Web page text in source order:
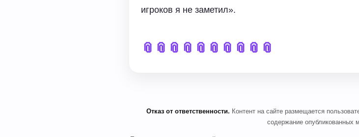
игроков я не заметил».
📎 📎 📎 📎 📎 📎 📎 📎 📎 📎
Отказ от ответственности. Контент на сайте размещается
содержание опубликованных